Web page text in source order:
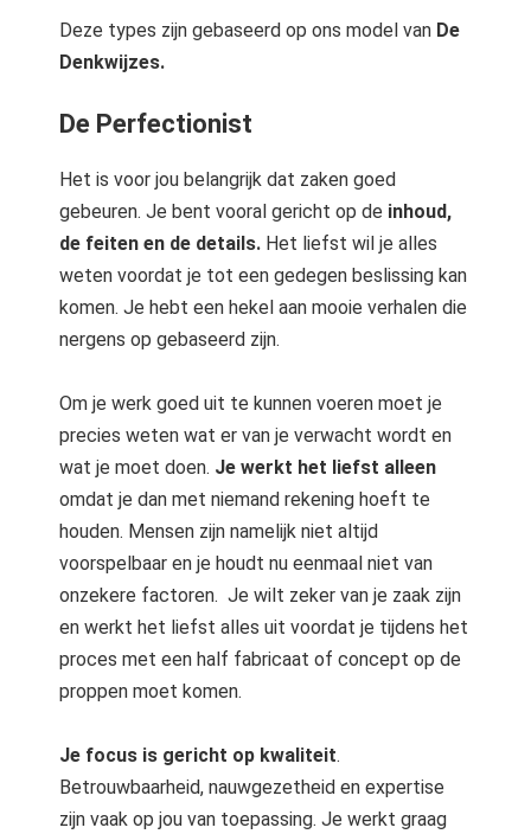
Deze types zijn gebaseerd op ons model van De
Denkwijzes.
De Perfectionist
Het is voor jou belangrijk dat zaken goed
gebeuren. Je bent vooral gericht op de inhoud,
de feiten en de details. Het liefst wil je alles
weten voordat je tot een gedegen beslissing kan
komen. Je hebt een hekel aan mooie verhalen die
nergens op gebaseerd zijn.
Om je werk goed uit te kunnen voeren moet je
precies weten wat er van je verwacht wordt en
wat je moet doen. Je werkt het liefst alleen
omdat je dan met niemand rekening hoeft te
houden. Mensen zijn namelijk niet altijd
voorspelbaar en je houdt nu eenmaal niet van
onzekere factoren. Je wilt zeker van je zaak zijn
en werkt het liefst alles uit voordat je tijdens het
proces met een half fabricaat of concept op de
proppen moet komen.
Je focus is gericht op kwaliteit.
Betrouwbaarheid, nauwgezetheid en expertise
zijn vaak op jou van toepassing. Je werkt graag